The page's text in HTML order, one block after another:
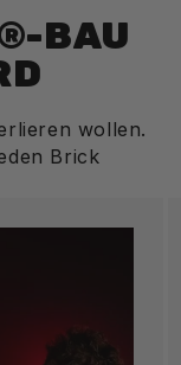
BAU
wollen.
Brick